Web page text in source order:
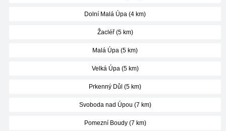
Dolní Malá Úpa (4 km)
Žacléř (5 km)
Malá Úpa (5 km)
Velká Úpa (5 km)
Prkenný Důl (5 km)
Svoboda nad Úpou (7 km)
Pomezní Boudy (7 km)